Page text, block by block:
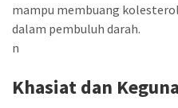
mampu membuang
dalam pembuluh darah.
n
Khasiat dan